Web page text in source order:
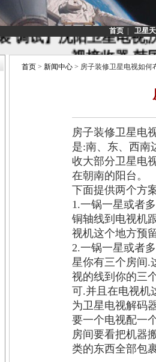
首页| 卫星
调试】沈阳卫星电视,
视接收器,韩
首页 > 新闻中心 > 房子装修卫星电视如何
房子装修卫星电
是:南、东、西南
收大部分卫星电
在朝南的阳台。
下面提供两个方
1.一锅一星或者
铜轴线到电视机
视机这个地方预
2.一锅一星或者
星你有三个房间.
视的线到你的三
可.并且在电视机
为卫星电视解码
要一个电视配一
房间要看把机器
类的东西全部包